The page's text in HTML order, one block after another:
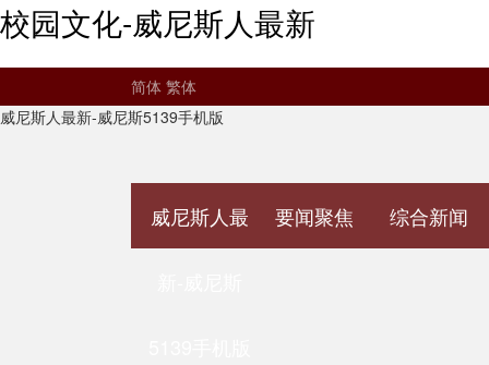
校园文化-威尼斯人最新
简体 繁体
威尼斯人最新-威尼斯5139手机版
威尼斯人最 要闻聚焦 综合新闻